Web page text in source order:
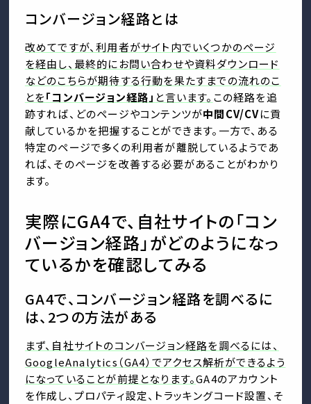
コンバージョン経路とは
改めてですが、利用者がサイト内でいくつかのページ
を経由し、最終的にお問い合わせや資料ダウンロード
などのこちらが期待する行動を果たすまでの流れのこ
とを「コンバージョン経路」 と言います。 この経路を追
跡すれば、どのページやコンテンツが中間CV/CVに貢
献しているかを把握することができます。一方で、ある
特定のページで多くの利用者が離脱しているようであ
れば、そのページを改善する必要があることがわかり
ます。
実際にGA4で、自社サイトの「コン
バージョン経路」がどのようになっ
ているかを確認してみる
GA4で、コンバージョン経路を調べるに
は、2つの方法がある
まず、自社サイトのコンバージョン経路を調べるには、
GoogleAnalytics（GA4）でアクセス解析ができるよう
になっていることが前提となります。GA4のアカウント
を作成し、プロパティ設定、トラッキングコード設置、そ